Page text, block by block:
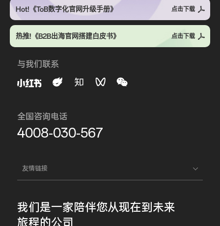
Hot!《ToB数字化官网升级手册》 点击下载
热推!《B2B出海官网搭建白皮书》 点击下载
与我们联系
全国咨询电话
4008-030-567
友情链接
我们是一家陪伴您从现在到未来
旅程的公司